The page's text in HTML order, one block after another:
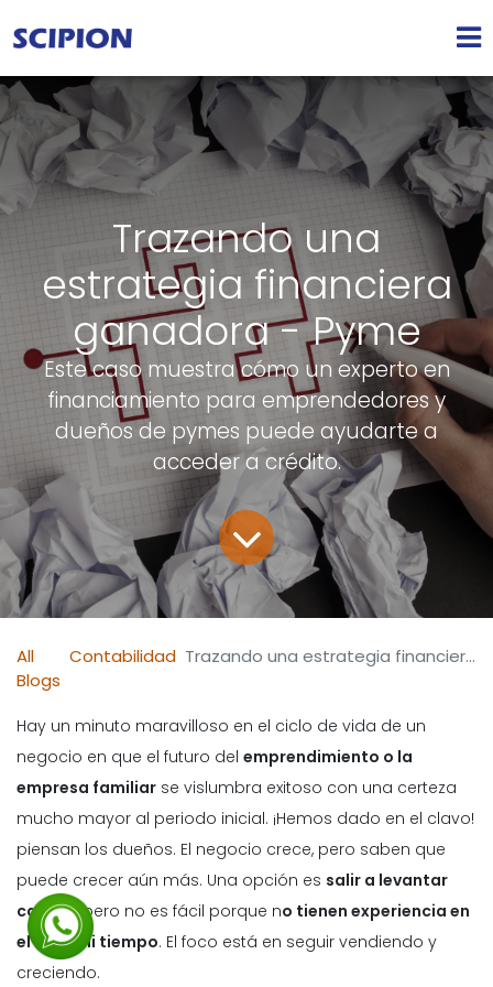
Trazando una
estrategia financiera
ganadora - Pyme
Este caso muestra cómo un experto en
financiamiento para emprendedores y
dueños de pymes puede ayudarte a
acceder a crédito.
All
Blogs
Contabilidad Trazando una estrategia financiera ganadora - Pyme
Hay un minuto maravilloso en el ciclo de vida de un
negocio en que el futuro del emprendimiento o la
empresa familiar se vislumbra exitoso con una certeza
mucho mayor al periodo inicial. ¡Hemos dado en el clavo!
piensan los dueños. El negocio crece, pero saben que
puede crecer aún más. Una opción es salir a levantar
capital, pero no es fácil porque no tienen experiencia en
el tema ni tiempo. El foco está en seguir vendiendo y
creciendo.